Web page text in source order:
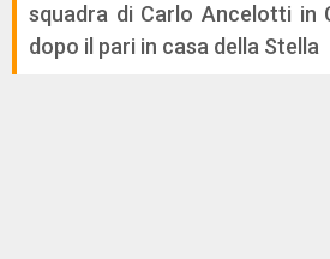
squadra di Carlo Ancelotti in
dopo il pari in casa della Stella